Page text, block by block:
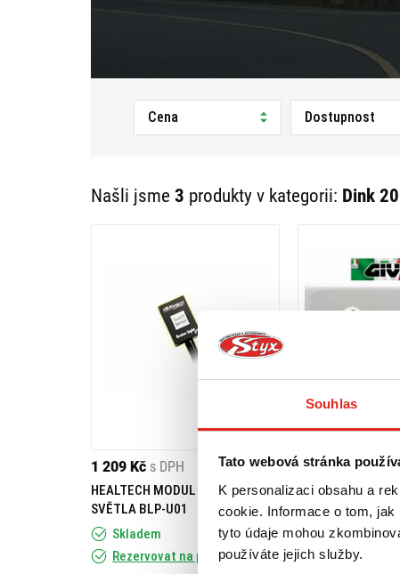
Souhlas
Tato webová stránka
K personalizaci obsahu a
cookie. Informace o tom,
tyto údaje mohou
používáte jejich služby.
Cena Dostupnost
Našli jsme 3 produkty v kategorii: Dink
1 209 Kč s DPH
HEALTECH MODUL BRZDOVÉHO
SVĚTLA BLP-U01
Skladem
Rezervovat na prodejně
1 209 Kč s DPH
GIVI SADA NA
292DT KYMCO
(06-16) D292KIT
Na objednávku